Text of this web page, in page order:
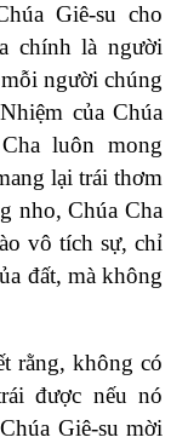
Giê-su cho
chính là người
người chúng
của Chúa
luôn mong
lại trái thơm
nho, Chúa Cha
vô tích sự, chỉ
đất, mà không
rằng, không có
được nếu nó
Giê-su mời